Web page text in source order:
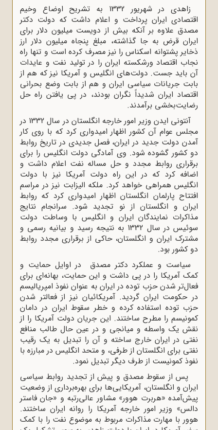
زاهدی در شهریور 1332 به تشریح اوضاع وخیم
اقتصادی ایران پرداخت و اعلام داشت که دولت دکتر
مصدق علاوه بر آنکه بیش از دویست میلیون دلار برای
ایران قرض به جا گذاشته، مبلغ پنجاه میلیون دلار ارز
ذخایر پشتوانه اسکناس را نیز مصرف کرده است و تنها راه
نجاب اقتصاد ورشکسته ایران را در تولید نفت و عایدات
آن باید جست. دولت‌های انگلیس و آمریکا نیز که هم از
بابت جریانات سیاسی ایران و هم از بابت وضع بحرانی
اقتصاد ایران شدیداً نگران بودند، در پی یافتن راه حل
رضایت‌بخشی برآمدند.
آنتونی ایدن وزیر امور خارجه انگلستان در سال 1332 در
مجلس عوام آن کشور اظهار امیدواری کرد که با روی کار
آمدن دولت جدید در ایران، فصل جدیدی در تاریخ روابط
دو کشور گشوده شود. وی آمادگی دولت انگلیس را برای
برقراری روابط مجدد و حل مساله نفت اعلام داشت و
اضافه کرد که در این راه دولت آمریکا نیز با دولت
انگلیس همراهی خواهد کرد. ملکه الیزابت نیز در مراسم
افتتاح پارلمان انگلستان اظهار امیدواری کرد که روابط
ایران و انگلستان از نو تجدید شود. سرانجام نتایج
مذاکرات نمایندگان ایران و انگلیس با وساطت دولت
سوئیس در سال 1332 به نتیجه رسید و بیانیه رسمی و
مشترک ایران و انگلستان، حاکی از برقراری مجدد روابط
دو کشور بود.
سیاست و عملکرد دکتر مصدق در اوایل حمایت و
کمک آمریکا را در پی داشت و این حمایت، بهانه‌ای برای
فعال‌تر شدن حزب توده در ایران به عنوان نفوذ امپریالیسم
در حکومت ایران گردید. آمریکائیان نیز از فعالتر شدن
حزب توده استفاده کرده و خطر سقوط ایران در دامان
کمونیسم را مطرح ساختند. این جریان دولت آمریکا را از
نقش یک واسطه و میانجی و در عین حال طالب منافع
نفتی در ایران خارج ساخته و آن را تبدیل به یک رقیب
نفتی برای انگلستان از طرفی، و متحد انگلیس در مبارزه با
نفوذ کمونیست از طرف دیگر تبدیل نمود.
پس از سقوط مصدق و پیش از تجدید روابط سیاسی
ایران و انگلستان، آمریکایی‌ها برای بهره‌برداری از وضعیت
پیش‌آمده «هربرت هوور» مشاور عالی‌رتبه و «جان فاستر
دالس» وزیر امور خارجه آمریکا را روانه ایران ساختند.
هوور با مهارت مذاکرات مربوط به موضوع نفت را با کمک